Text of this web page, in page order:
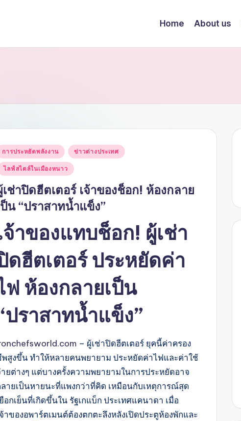
Home About us
การประหยัดพลังงาน ข่าวต่างประเทศ
ไลฟ์สไตล์ในเมืองหนาว
เช่าปิดฮีตเตอร์ เจ้าของช็อก! ห้องกลาย
ป็น “ปราสาทน้ำแข็ง”
จ้าของแทบช็อก! ผู้เช่า
ดฮีตเตอร์ ประหยัดค่า
ฟ ห้องกลายเป็น
ปราสาทน้ำแข็ง”
– ผู้เช่าปิดฮีตเตอร์ ยุคนี้ค่าครอง
สูงขึ้น ทำให้หลายคนพยายาม ประหยัดค่าไฟและค่าใช้
ยต่างๆ แต่บางครั้งความพยายามในการประหยัดอาจ
ายเป็นหายนะที่แพงกว่าที่คิด เหมือนกับเหตุการณ์สุด
อกเย็นที่เกิดขึ้นใน รัฐเกแบ็ก ประเทศแคนาดา เมื่อ
าของอพาร์ตเมนต์ต้องตกตะลึงหลังเปิดประตูห้องพักและ